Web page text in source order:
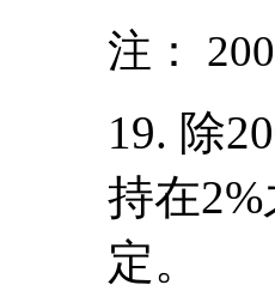
注：
19. 除
持在
定。